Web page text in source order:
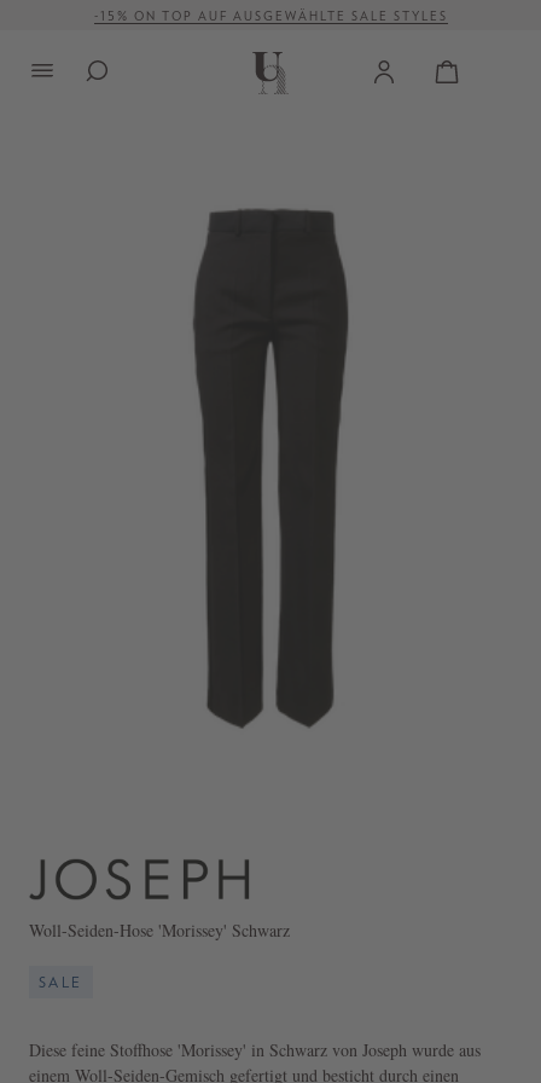
springen-15% ON TOP AUF AUSGEWÄHLTE SALE STYLES
Woll-Seiden-Hose 'Morissey' Schwarz
SALE
Diese feine Stoffhose 'Morissey' in Schwarz von Joseph wurde aus
einem Woll-Seiden-Gemisch gefertigt und besticht durch einen